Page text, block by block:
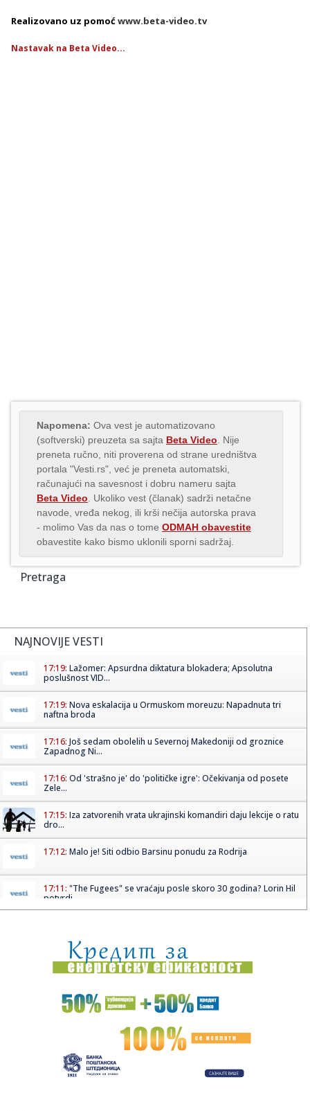
Realizovano uz pomoćwww.beta-video.tv
Nastavak na Beta Video...
Napomena: Ova vest je automatizovano
(softverski) preuzeta sa sajta Beta Video . Nije
preneta ručno, niti proverena od strane uredništva
portala "Vesti.rs", već je preneta automatski,
računajući na savesnost i dobru nameru sajta
Beta Video . Ukoliko vest (članak) sadrži netačne
navode, vređa nekog, ili krši nečija autorska prava
- molimo Vas da nas o tome ODMAH obavestite
obavestite kako bismo uklonili sporni sadržaj.
Pretraga
NAJNOVIJE VESTI
17:19: Lažomer: Apsurdna diktatura blokadera; Apsolutna
poslušnost VID...
17:19: Nova eskalacija u Ormuskom moreuzu: Napadnuta tri
naftna broda
17:16: Još sedam obolelih u Severnoj Makedoniji od groznice
Zapadnog Ni...
17:16: Od 'strašno je' do 'političke igre': Očekivanja od posete
Zele...
17:15: Iza zatvorenih vrata ukrajinski komandiri daju lekcije o ratu
dro...
17:12: Malo je! Siti odbio Barsinu ponudu za Rodrija
17:11: "The Fugees" se vraćaju posle skoro 30 godina? Lorin Hil
potvrdi...
17:09:Kopaonik dobija nove ski-staze: U posao vredan više od
pola mili...
17:07:Vikend bez vode na dve lokacije u Nišu: Ekipe JKP Naisus
izlaz...
Landrovers Panterra je električni Land Rover Defender
17:04:Xiaomi pravi veliki korak: HyperOS 4 "silazi među ljude"